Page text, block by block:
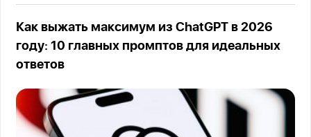
Как выжать максимум из ChatGPT в 2026
году: 10 главных промптов для идеальных
ответов